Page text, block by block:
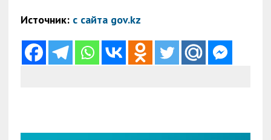
Источник: с сайта gov.kz